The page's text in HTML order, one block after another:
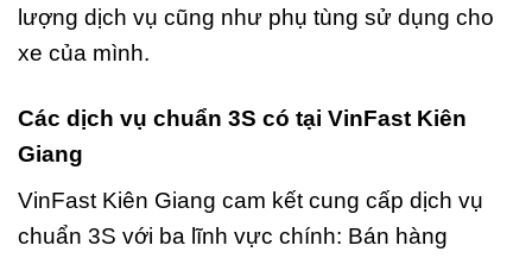
lượng dịch vụ cũng như phụ tùng sử dụng cho
xe của mình.
Các dịch vụ chuẩn 3S có tại VinFast Kiên
Giang
VinFast Kiên Giang cam kết cung cấp dịch vụ
chuẩn 3S với ba lĩnh vực chính: Bán hàng